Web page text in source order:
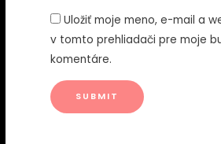
Uložiť moje meno, e-mail a
v tomto prehliadači pre moje
komentáre.